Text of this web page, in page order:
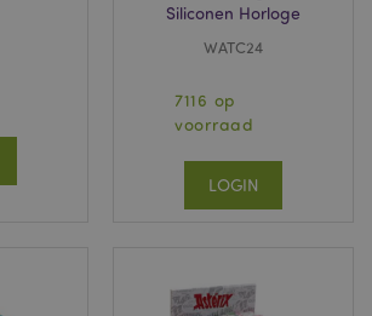
Siliconen Horloge
WATC24
7116 op
voorraad
LOGIN